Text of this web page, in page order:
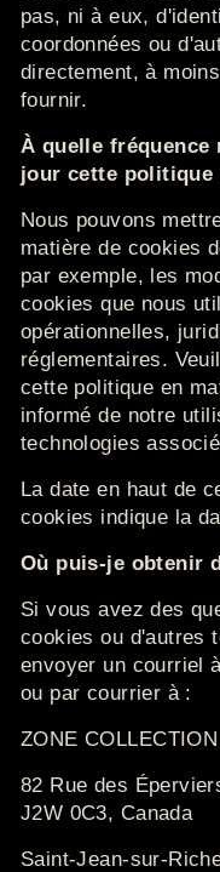
pas, ni à eux,
coordonnées ou
directement, à
fournir.
À quelle fréquence
jour cette politique
Nous pouvons
matière de cookies
par exemple, les
cookies que nous
opérationnelles,
réglementaires.
cette politique en
informé de notre
technologies
La date en haut de
cookies indique la
Où puis-je obtenir
Si vous avez des
cookies ou d'autres
envoyer un courriel
ou par courrier à :
ZONE
82 Rue des
J2W 0C3, Canada
Saint-Jean-sur-